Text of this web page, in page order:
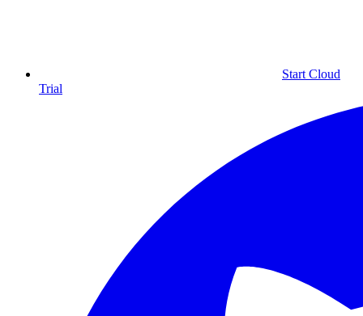
Start Cloud
Trial